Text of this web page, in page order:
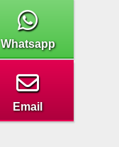
Whatsapp
Email